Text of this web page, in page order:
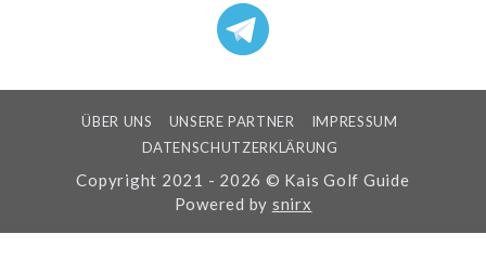
ÜBER UNS UNSERE PARTNER
IMPRESSUM
DATENSCHUTZERKLÄRUNG
Copyright 2021 - 2026 © Kais Golf Guide
Powered by snirx